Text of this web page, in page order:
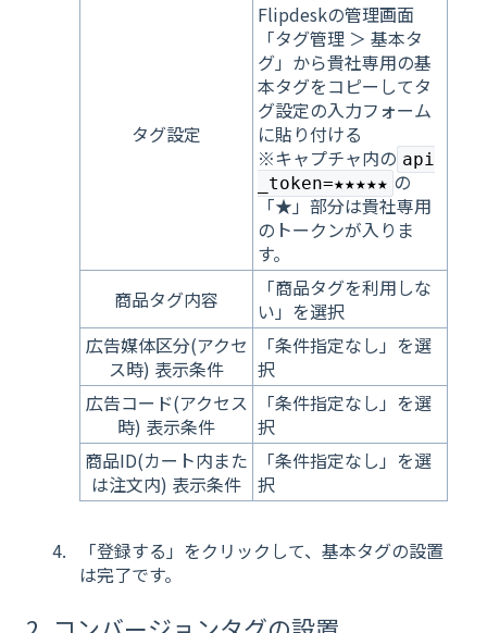
タグ設定
Flipdeskの管理画面
「タグ管理 ＞ 基本タ
グ」から貴社専用の基
本タグをコピーしてタ
グ設定の入力フォーム
に貼り付ける
※キャプチャ内の api
_token=★★★★★ の
「★」部分は貴社専用
のトークンが入りま
す。
商品タグ内容
「商品タグを利用しな
い」を選択
広告媒体区分(アクセ
ス時) 表示条件
「条件指定なし」を選
択
広告コード(アクセス
時) 表示条件
「条件指定なし」を選
択
商品ID(カート内また
は注文内) 表示条件
「条件指定なし」を選
択
「登録する」をクリックして、基本タグの設置
は完了です。